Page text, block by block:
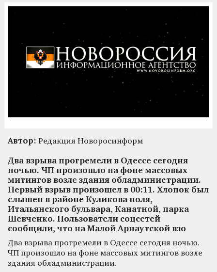
Автор: Редакция Новоросинформ
Два взрыва прогремели в Одессе сегодня
ночью. ЧП произошло на фоне массовых
митингов возле здания обладминистрации.
Первый взрыв произошел в 00:11. Хлопок был
слышен в районе Куликова поля,
Итальянского бульвара, Канатной, парка
Шевченко. Пользователи соцсетей
сообщили, что на Малой Арнаутской взо
Два взрыва прогремели в Одессе сегодня ночью.
ЧП произошло на фоне массовых митингов возле
здания обладминистрации.